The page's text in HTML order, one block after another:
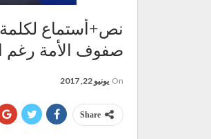
نص+أستماع
صفوف الأمة رغم
On يونيو 22, 2017
Share